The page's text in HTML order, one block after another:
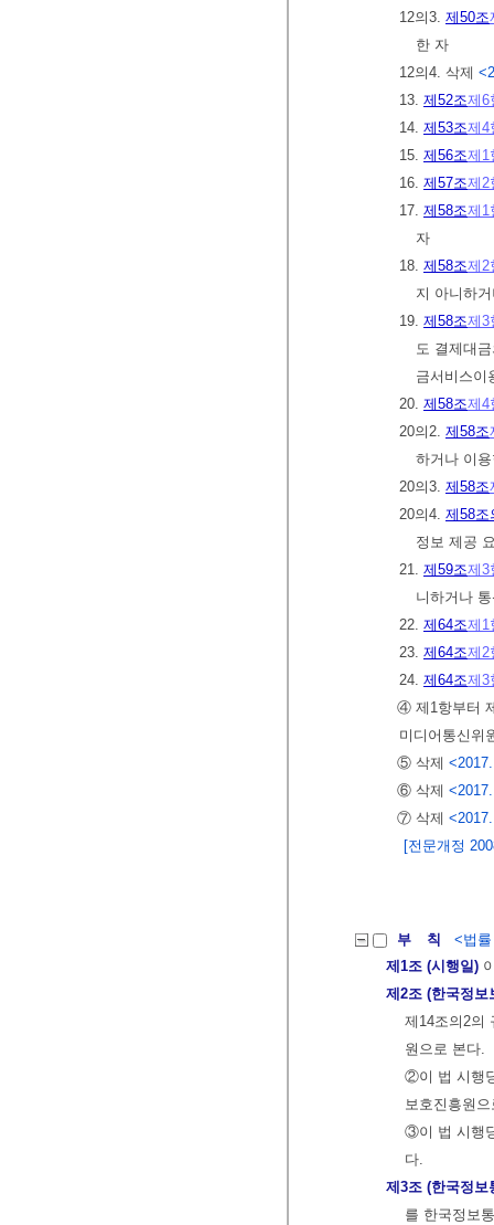
12의3. 제50조
한 자
12의4. 삭제
13. 제52조제6
14. 제53조제4
15. 제56조제1
16. 제57조제2
17. 제58조제1
자
18. 제58조제2
지 아니하
19. 제58조제3
도 결제대
금서비스이
20. 제58조제4
20의2. 제58조
하거나 이
20의3. 제58조
20의4. 제58조
정보 제공
21. 제59조제3
니하거나
22. 제64조제1
23. 제64조제2
24. 제64조제3
④ 제1항부터
미디어통신위
⑤ 삭제
⑥ 삭제
⑦ 삭제
[전문개정
부 칙
<법
제1조 (시행일)
제2조 (한국정보
제14조의2의
원으로 본다.
②이 법 시행
보호진흥원
③이 법 시행
다.
제3조 (한국정보
를 한국정보